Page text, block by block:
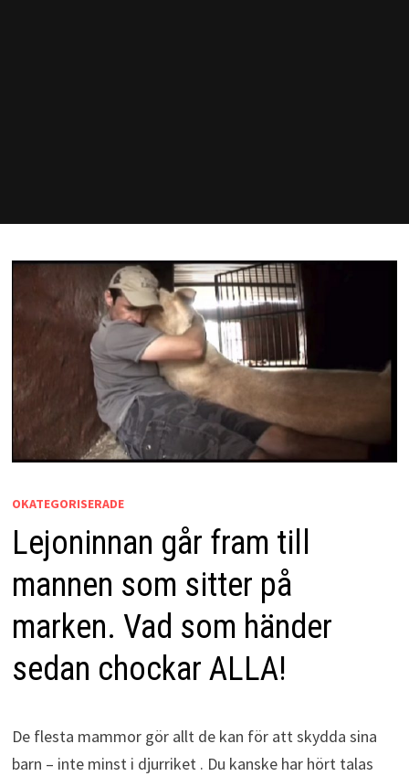
OKATEGORISERADE
Lejoninnan går fram till
mannen som sitter på
marken. Vad som händer
sedan chockar ALLA!
De flesta mammor gör allt de kan för att skydda sina
barn – inte minst i djurriket . Du kanske har hört talas